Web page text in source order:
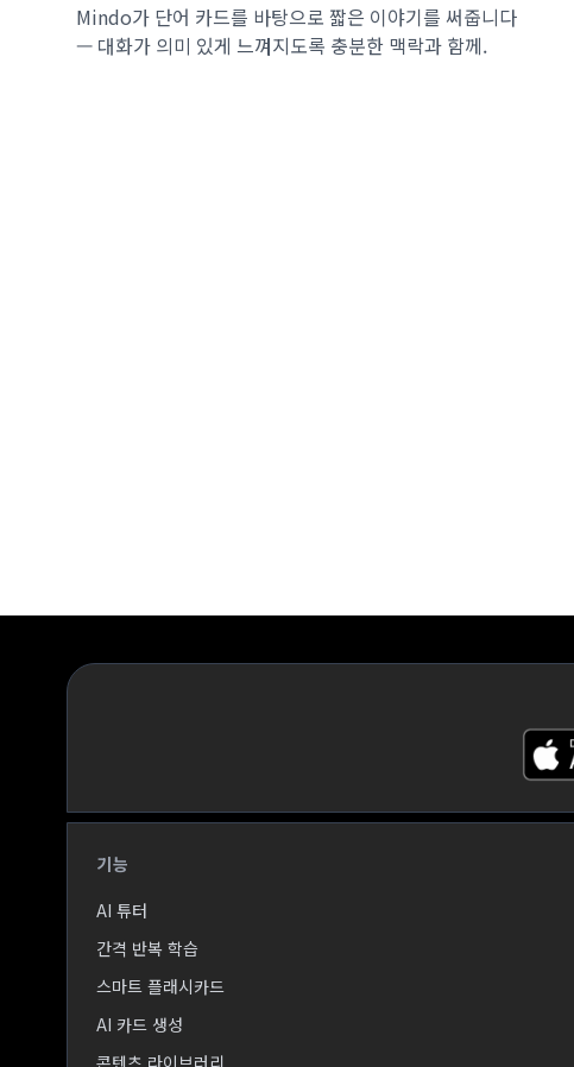
Mindo가 단어 카드를 바탕으로 짧은 이야기를 써줍니다
— 대화가 의미 있게 느껴지도록 충분한 맥락과 함께.
기능
AI 튜터
간격 반복 학습
스마트 플래시카드
AI 카드 생성
콘텐츠 라이브러리